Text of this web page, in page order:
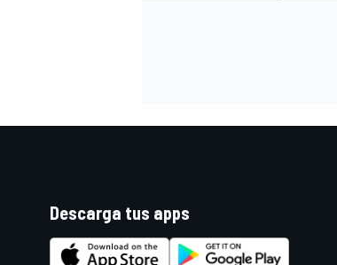
Descarga tus apps